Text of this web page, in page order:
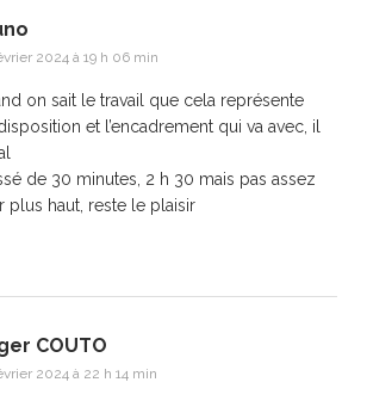
2024 à 19 h 06 min
on sait le travail que cela représente
et l’encadrement qui va avec, il
de 30 minutes, 2 h 30 mais pas assez
plus haut, reste le plaisir
COUTO
2024 à 22 h 14 min